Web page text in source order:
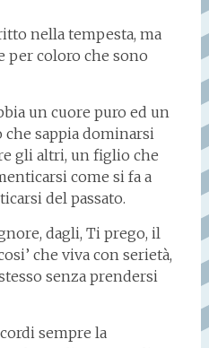
nella tempesta, ma
per coloro che sono
un cuore puro ed un
sappia dominarsi
gli altri, un figlio che
come si fa a
del passato.
dagli, Ti prego, il
che viva con serietà,
senza prendersi
sempre la